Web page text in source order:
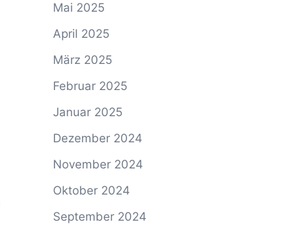
Mai 2025
April 2025
März 2025
Februar 2025
Januar 2025
Dezember 2024
November 2024
Oktober 2024
September 2024